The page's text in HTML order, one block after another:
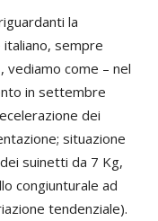
la
sempre
vediamo come – nel
in settembre
dei
situazione
suinetti da 7 Kg,
congiunturale ad
tendenziale).